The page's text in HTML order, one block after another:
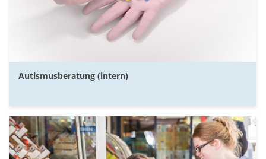
Autismusberatung (intern)